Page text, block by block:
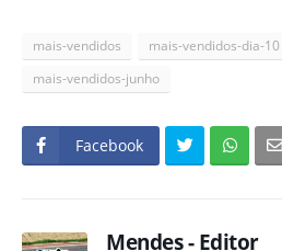
mais-vendidos mais-vendidos-dia-10
mais-vendidos-junho
Facebook
Mendes - Editor